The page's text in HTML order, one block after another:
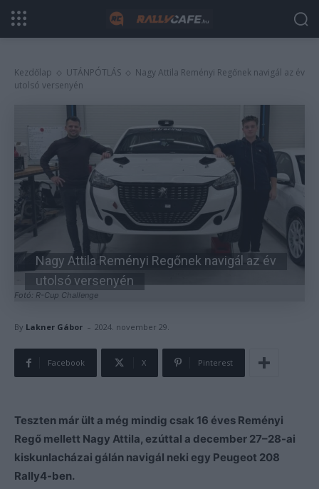
Kezdőlap UTÁNPÓTLÁS
Nagy Attila Reményi Regőnek navigál az év
utolsó versenyén
Fotó: R-Cup Challenge
Nagy Attila Reményi Regőnek navigál az év
utolsó versenyén
By Lakner Gábor - 2024. november 29.
Facebook X Pinterest
Teszten már ült a még mindig csak 16 éves Reményi
Regő mellett Nagy Attila, ezúttal a december 27–28-ai
kiskunlacházai gálán navigál neki egy Peugeot 208
Rally4-ben.